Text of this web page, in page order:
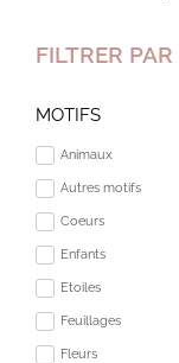
FILTRER PAR
MOTIFS
Animaux
Autres motifs
Coeurs
Enfants
Etoiles
Feuillages
Fleurs